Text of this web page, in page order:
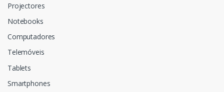
Projectores
Notebooks
Computadores
Telemóveis
Tablets
Smartphones